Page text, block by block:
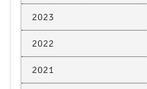
2023
2022
2021